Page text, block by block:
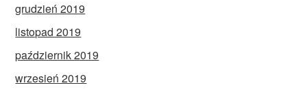
grudzień 2019
listopad 2019
październik 2019
wrzesień 2019